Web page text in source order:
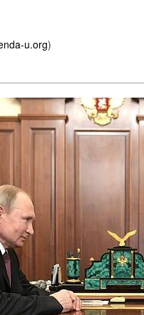
u.org)